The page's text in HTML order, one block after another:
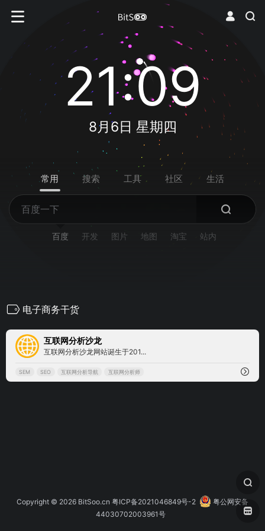
21:09
8月6日 星期四
常用 搜索 工具 社区 生活
百度 开发 图片 地图 淘宝 站内
电子商务干货
互联网分析沙龙
互联网分析沙龙网站诞生于201...
SEM SEO 互联网分析导航 互联网分析师
Copyright © 2026 BitSoo.cn 粤ICP备2021046849号-2
粤公网安备
44030702003961号